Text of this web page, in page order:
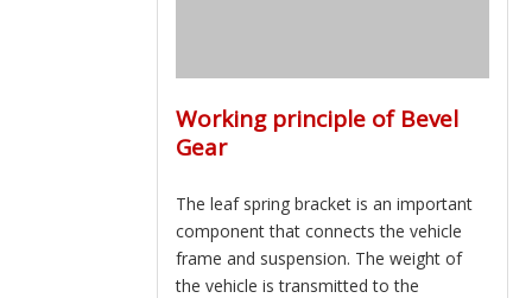
Working principle of Bevel
Gear
The leaf spring bracket is an important
component that connects the vehicle
frame and suspension. The weight of
the vehicle is transmitted to the